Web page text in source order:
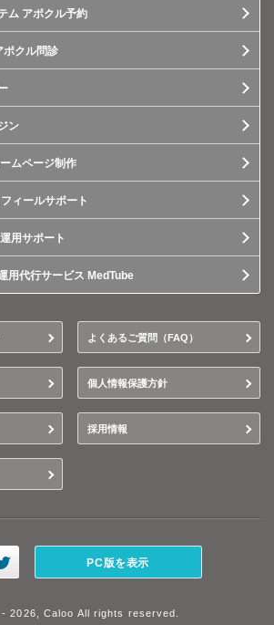
ム アポクル予約
ポクル問診
ン
ムページ制作
ィールサポート
用サポート
用代行サービス MedTube
よくあるご質問（FAQ）
個人情報保護方針
採用情報
PC版を表示
2026, Caloo All rights reserved.